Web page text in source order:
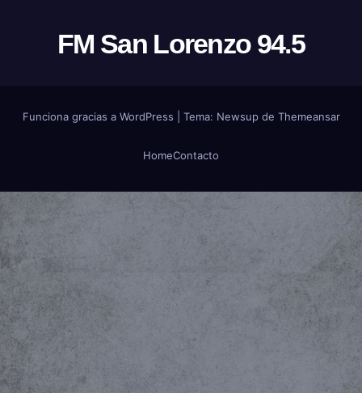
FM San Lorenzo 94.5
Funciona gracias a WordPress Tema: Newsupde Themeansar
HomeContacto